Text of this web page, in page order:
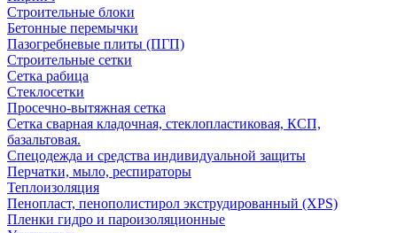
Строительные блоки
Бетонные перемычки
Пазогребневые плиты (ПГП)
Строительные сетки
Сетка рабица
Стеклосетки
Просечно-вытяжная сетка
Сетка сварная кладочная, стеклопластиковая, КСП,
базальтовая.
Спецодежда и средства индивидуальной защиты
Перчатки, мыло, респираторы
Теплоизоляция
Пенопласт, пенополистирол экструдированный (XPS)
Пленки гидро и пароизоляционные